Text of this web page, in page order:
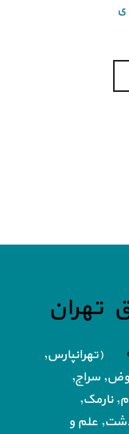
ی
تهران
(تهرانپارس,
سراج,
نارمک,
علم و